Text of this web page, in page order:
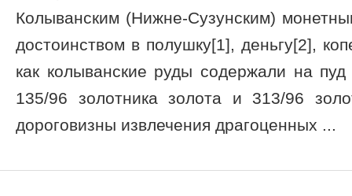
Колыванским (Нижне-Сузунским)
достоинством в полушку[1], деньгу[2],
как колыванские руды содержали на
135/96 золотника золота и 313/96
дороговизны извлечения драгоценных ...